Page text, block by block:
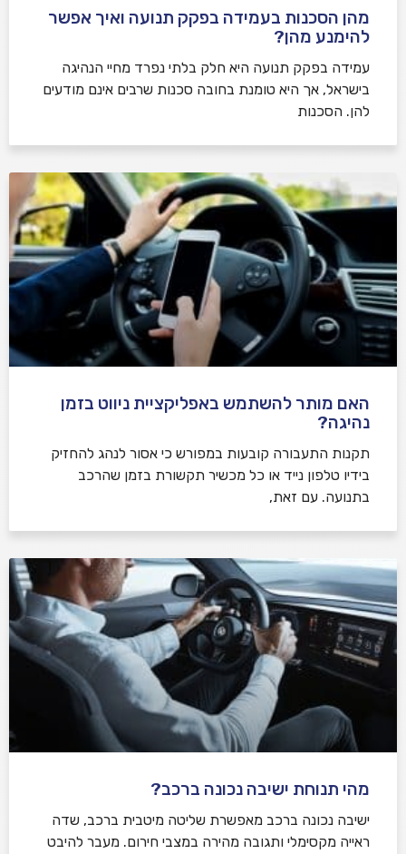
מהן הסכנות בעמידה בפקק תנועה ואיך אפשר
להימנע מהן?
עמידה בפקק תנועה היא חלק בלתי נפרד מחיי הנהיגה
בישראל, אך היא טומנת בחובה סכנות שרבים אינם מודעים
להן. הסכנות
האם מותר להשתמש באפליקציית ניווט בזמן
נהיגה?
תקנות התעבורה קובעות במפורש כי אסור לנהג להחזיק
בידיו טלפון נייד או כל מכשיר תקשורת בזמן שהרכב
בתנועה. עם זאת,
מהי תנוחת ישיבה נכונה ברכב?
ישיבה נכונה ברכב מאפשרת שליטה מיטבית ברכב, שדה
ראייה מקסימלי ותגובה מהירה במצבי חירום. מעבר להיבט